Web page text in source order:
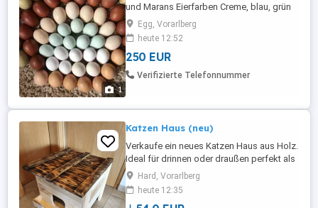
1
und Marans Eierfarben Creme, blau, grün
und Schoko Preis pro 2,50 Fotos gerne
per WhatsApp alle Rassen rein gehalten!
Einfach alles Anfragen vom ( Ei bis Küken,
Hennen)
Egg, Vorarlberg
heute 12:52
250 EUR
Verifizierte Telefonnummer
Katzen Haus (neu)
Verkaufe ein neues Katzen Haus aus Holz.
Ideal für drinnen oder draußen perfekt als
gemütlicher Rückzugsort für Katzen.
(Abgabe nur vor Ort und gegen
Barzahlung)
Hard, Vorarlberg
heute 12:35